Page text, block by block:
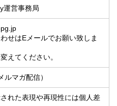
運営事務局
せはEメールでお願い致しま
えてください。
ルマガ配信）
れた表現や再現性には個人差